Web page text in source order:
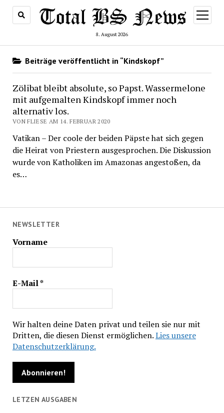
8. August 2026
Menü
öffnen
NEWSLETTER
Vorname
E-Mail*
Wir halten deine Daten privat und teilen sie nur mit
Dritten, die diesen Dienst ermöglichen.Lies unsere
Datenschutzerklärung.
LETZEN AUSGABEN
Beiträge veröffentlicht in “Kindskopf”
Zölibat bleibt absolute, so Papst. Wassermelone
mit aufgemalten Kindskopf immer noch
alternativ los.
VON FLIESE AM 14. FEBRUAR 2020
Vatikan – Der coole der beiden Päpste hat sich gegen
die Heirat von Priestern ausgesprochen. Die Diskussion
wurde von Katholiken im Amazonas angestoßen, da
es…